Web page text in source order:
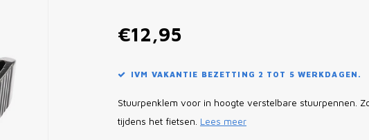
€12,95
IVM VAKANTIE BEZETTING 2 TOT 5 WERKDAGEN.
Stuurpenklem voor in hoogte verstelbare stuurpennen.
tijdens het fietsen. Lees meer